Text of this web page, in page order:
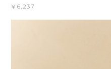
¥6,237